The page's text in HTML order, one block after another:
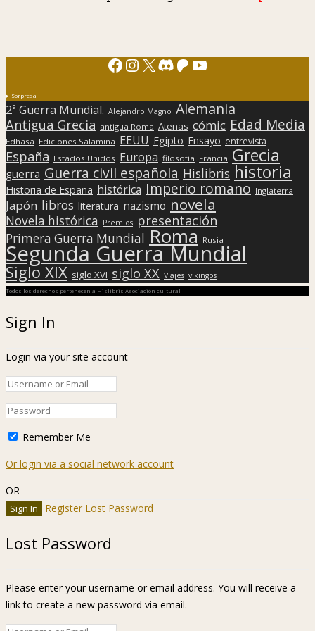
Facebook
Instagram
X Discord
Patreon
YouTube
Sorpresa
2ª Guerra Mundial. Alejandro Magno Alemania
Antigua Grecia antigua Roma Atenas cómic Edad Media
Edhasa Ediciones Salamina EEUU Egipto Ensayo entrevista
España Estados Unidos Europa filosofía Francia Grecia
guerra Guerra civil española Hislibris historia
Historia de España histórica Imperio romano Inglaterra
Japón libros literatura nazismo novela
Novela histórica Premios presentación
Primera Guerra Mundial Roma Rusia
Segunda Guerra Mundial
Siglo XIX siglo XVI siglo XX Viajes vikingos
Todos los derechos pertenecen a Hislibris Asociación cultural
Sign In
Login via your site account
Remember Me
Or login via a social network account
OR
Register Lost Password
Lost Password
Please enter your username or email address. You will receive a
link to create a new password via email.